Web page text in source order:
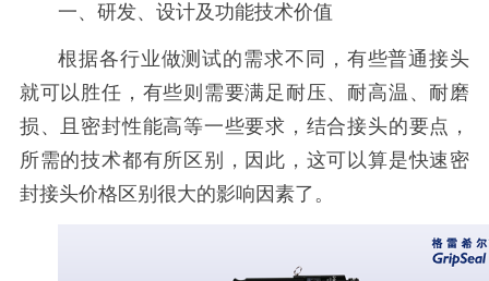
一、研发、设计及功能技术价值
根据各行业做测试的需求不同，有些普通接头
就可以胜任，有些则需要满足耐压、耐高温、耐磨
损、且密封性能高等一些要求，结合接头的要点，
所需的技术都有所区别，因此，这可以算是快速密
封接头价格区别很大的影响因素了。